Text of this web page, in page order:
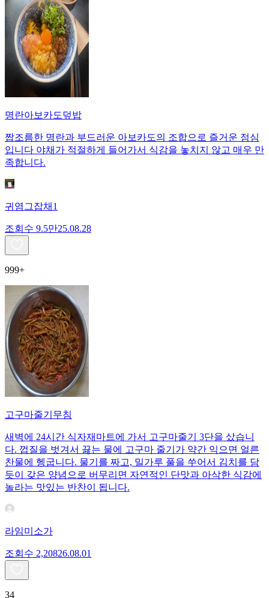
명란아보카도덮밥
짭조름한 명란과 부드러운 아보카도의 조합으로 즐거운 점심
입니다 야채가 적절하게 들어가서 식감을 놓치지 않고 매우 만
족합니다.
귀염그잡채1
조회수 9.5만25.08.28
999+
고구마줄기무침
새벽에 24시간 식자재마트에 가서 고구마줄기 3단을 샀습니
다. 껍질을 벗겨서 끓는 물에 고구마 줄기가 약간 익으면 얼른
찬물에 헹굽니다. 물기를 짜고, 밀가루 풀을 쑤어서 김치를 담
듯이 갖은 양념으로 버무리면 자연적인 단맛과 아삭한 식감에
놀라는 맛있는 반찬이 됩니다.
라임미소가
조회수 2,20826.08.01
34